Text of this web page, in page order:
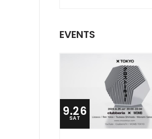
EVENTS
9.26
SAT